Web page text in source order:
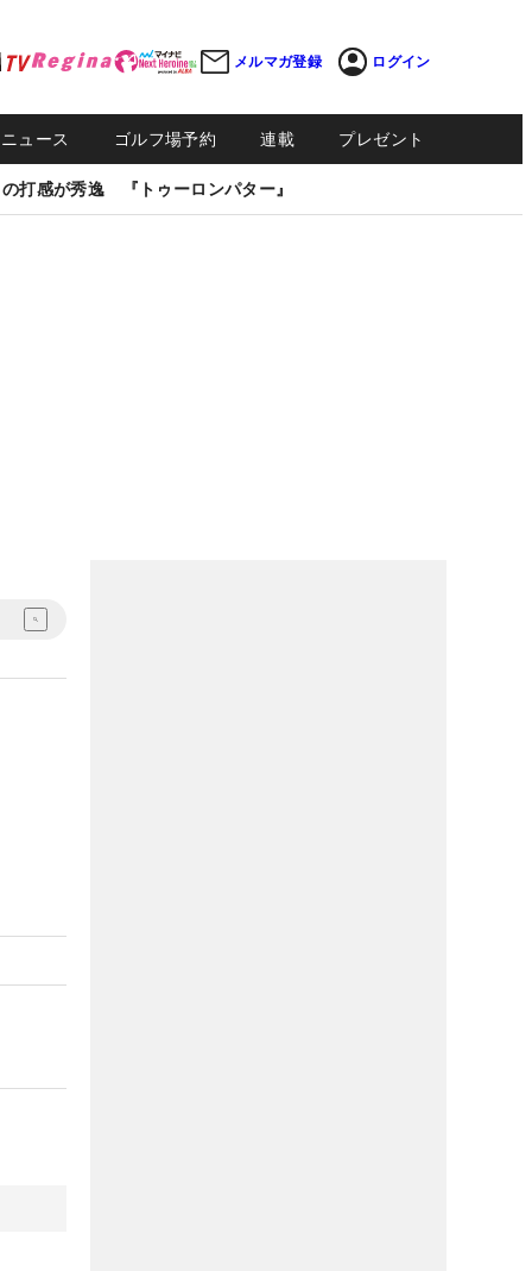
メルマガ登録 ログイン
ュース ゴルフ場予約 連載 プレゼント
打感が秀逸 『トゥーロンパター』